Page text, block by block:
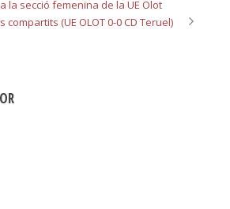
la secció femenina de la UE Olot
compartits (UE OLOT 0-0 CD Teruel)